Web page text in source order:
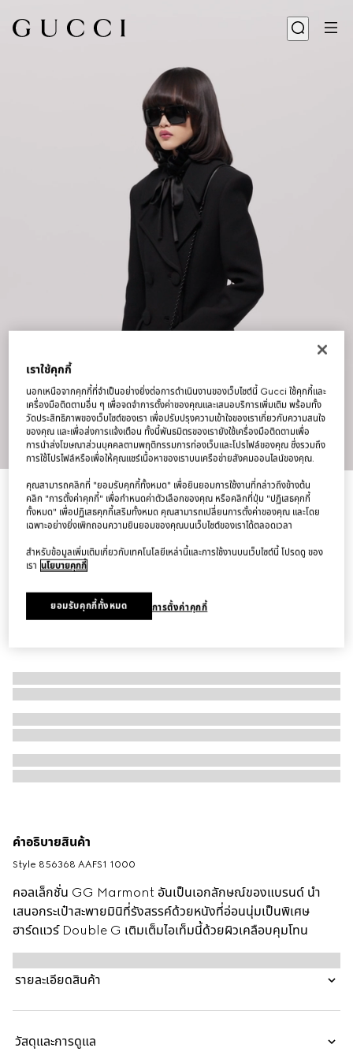
กระเป๋า GG Marmont mini shoulder bag
฿70,000
คำอธิบายสินค้า
Style ‎856368 AAFS1 1000
คอลเล็กชั่น GG Marmont อันเป็นเอกลักษณ์ของแบรนด์ นำ
เสนอกระเป๋าสะพายมินิที่รังสรรค์ด้วยหนังที่อ่อนนุ่มเป็นพิเศษ
ฮาร์ดแวร์ Double G เติมเต็มไอเท็มนี้ด้วยผิวเคลือบคุมโทน
รายละเอียดสินค้า
วัสดุและการดูแล
เราใช้คุกกี้
นอกเหนือจากคุกกี้ที่จำเป็นอย่างยิ่งต่อการดำเนินงานของเว็บไซต์นี้ Gucci ใช้คุกกี้และ
เครื่องมือติดตามอื่น ๆ เพื่อจดจำการตั้งค่าของคุณและเสนอบริการเพิ่มเติม พร้อมทั้ง
วัดประสิทธิภาพของเว็บไซต์ของเรา เพื่อปรับปรุงความเข้าใจของเราเกี่ยวกับความสนใจ
ของคุณ และเพื่อส่งการแจ้งเตือน ทั้งนี้พันธมิตรของเรายังใช้เครื่องมือติดตามเพื่อ
การนำส่งโฆษณาส่วนบุคคลตามพฤติกรรมการท่องเว็บและโปรไฟล์ของคุณ ซึ่งรวมถึง
การใช้โปรไฟล์หรือเพื่อให้คุณแชร์เนื้อหาของเราบนเครือข่ายสังคมออนไลน์ของคุณ.
คุณสามารถคลิกที่ "ยอมรับคุกกี้ทั้งหมด" เพื่อยินยอมการใช้งานที่กล่าวถึงข้างต้น
คลิก "การตั้งค่าคุกกี้" เพื่อกำหนดค่าตัวเลือกของคุณ หรือคลิกที่ปุ่ม "ปฏิเสธคุกกี้
ทั้งหมด" เพื่อปฏิเสธคุกกี้เสริมทั้งหมด คุณสามารถเปลี่ยนการตั้งค่าของคุณ และโดย
เฉพาะอย่างยิ่งเพิกถอนความยินยอมของคุณบนเว็บไซต์ของเราได้ตลอดเวลา
สำหรับข้อมูลเพิ่มเติมเกี่ยวกับเทคโนโลยีเหล่านี้และการใช้งานบนเว็บไซต์นี้ โปรดดู ของ
เรา นโยบายคุกกี้
การตั้งค่าคุกกี้
ยอมรับคุกกี้ทั้งหมด